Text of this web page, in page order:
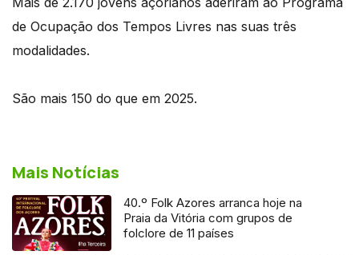
de Ocupação dos Tempos Livres nas suas três
modalidades.
São mais 150 do que em 2025.
Mais Notícias
40.º Folk Azores arranca hoje na
Praia da Vitória com grupos de
folclore de 11 países